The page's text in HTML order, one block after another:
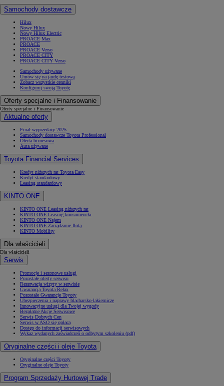
Samochody dostawcze
Hilux
Nowy Hilux
Nowy Hilux Electric
PROACE Max
PROACE
PROACE Verso
PROACE CITY
PROACE CITY Verso
Samochody używane
Umów się na jazdę testową
Zobacz wszystkie cenniki
Konfiguruj swoją Toyotę
Oferty specjalne i Finansowanie
Oferty specjalne i Finansowanie
Aktualne oferty
Finał wyprzedaży 2025
Samochody dostawcze Toyota Professional
Oferta biznesowa
Auta używane
Toyota Financial Services
Kredyt niższych rat Toyota Easy
Kredyt standardowy
Leasing standardowy
KINTO ONE
KINTO ONE Leasing niższych rat
KINTO ONE Leasing konsumencki
KINTO ONE Najem
KINTO ONE Zarządzanie flotą
KINTO Mobility
Dla właścicieli
Dla właścicieli
Serwis
Promocje i sezonowe usługi
Pozostałe oferty serwisu
Rezerwacja wizyty w serwisie
Gwarancja Toyota Relax
Pozostałe Gwarancje Toyoty
Ubezpieczenia i naprawy blacharsko-lakiernicze
Innowacyjne usługi dla Twojej wygody
Bezpłatne Akcje Serwisowe
Serwis Dobrych Cen
Serwis w ASO się opłaca
Dostęp do informacji serwisowych
Wykaz wydanych zaświadczeń o odbytym szkoleniu (pdf)
Oryginalne części i oleje Toyota
Oryginalne części Toyoty
Oryginalne oleje Toyoty
Program Sprzedaży Hurtowej Trade